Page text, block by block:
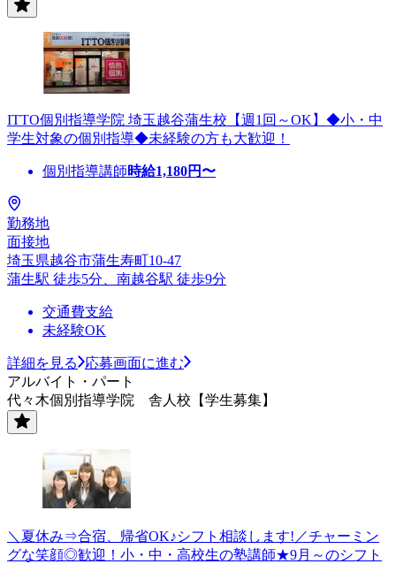
ITTO個別指導学院 埼玉越谷蒲生校【週1回～OK】◆小・中
学生対象の個別指導◆未経験の方も大歓迎！
個別指導講師時給1,180円〜
勤務地
面接地
埼玉県越谷市蒲生寿町10-47
蒲生駅 徒歩5分、南越谷駅 徒歩9分
交通費支給
未経験OK
詳細を見る
応募画面に進む
アルバイト・パート
代々木個別指導学院 舎人校【学生募集】
＼夏休み⇒合宿、帰省OK♪シフト相談します!／チャーミン
グな笑顔◎歓迎！小・中・高校生の塾講師★9月～のシフト